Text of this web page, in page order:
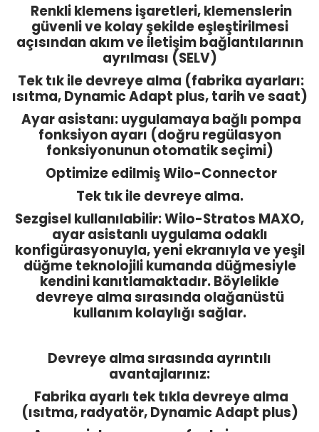
Renkli klemens işaretleri, klemenslerin
güvenli ve kolay şekilde eşleştirilmesi
açısından akım ve iletişim bağlantılarının
ayrılması (SELV)
Tek tık ile devreye alma (fabrika ayarları:
ısıtma, Dynamic Adapt plus, tarih ve saat)
Ayar asistanı: uygulamaya bağlı pompa
fonksiyon ayarı (doğru regülasyon
fonksiyonunun otomatik seçimi)
Optimize edilmiş Wilo-Connector
Tek tık ile devreye alma.
Sezgisel kullanılabilir: Wilo-Stratos MAXO,
ayar asistanlı uygulama odaklı
konfigürasyonuyla, yeni ekranıyla ve yeşil
düğme teknolojili kumanda düğmesiyle
kendini kanıtlamaktadır. Böylelikle
devreye alma sırasında olağanüstü
kullanım kolaylığı sağlar.
Devreye alma sırasında ayrıntılı
avantajlarınız:
Fabrika ayarlı tek tıkla devreye alma
(ısıtma, radyatör, Dynamic Adapt plus)